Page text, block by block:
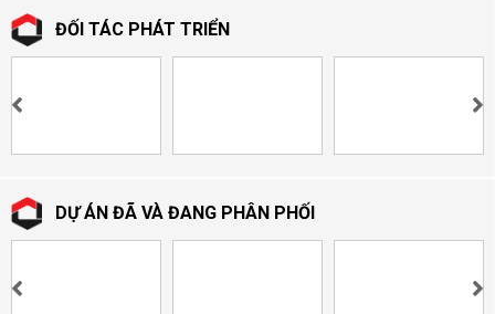
ĐỐI TÁC PHÁT TRIỂN
DỰ ÁN ĐÃ VÀ ĐANG PHÂN PHỐI